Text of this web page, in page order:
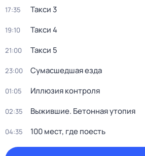
17:35 Такси 3
19:10 Такси 4
21:00 Такси 5
23:00 Сумасшедшая езда
01:05 Иллюзия контроля
02:35 Выжившие. Бетонная утопия
04:35 100 мест, где поесть